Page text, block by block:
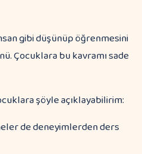
gibi düşünüp öğrenmesini
Çocuklara bu kavramı sade
şöyle açıklayabilirim:
de deneyimlerden ders